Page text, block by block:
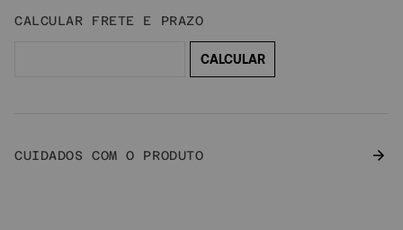
CUIDADOS COM O PRODUTO